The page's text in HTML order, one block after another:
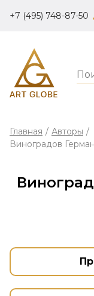
+7 (495) 748-87-50
Главная / Авторы /
Виноградов